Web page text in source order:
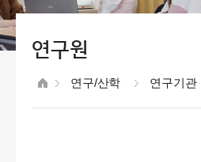
연구원
연구/산학 연구기관